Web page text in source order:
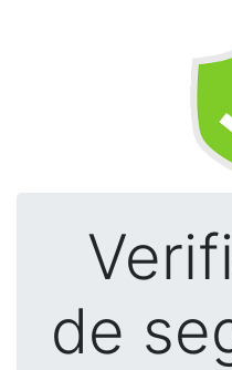
de